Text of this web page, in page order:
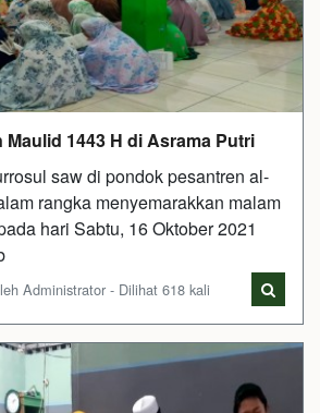
Maulid 1443 H di Asrama Putri
saw di pondok pesantren al-
rangka menyemarakkan malam
hari Sabtu, 16 Oktober 2021
Administrator - Dilihat 618 kali